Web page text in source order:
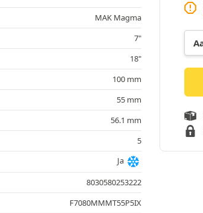
MAK Magma
7"
18"
100 mm
55 mm
56.1 mm
5
Ja
8030580253222
F7080MMMT55P5IX